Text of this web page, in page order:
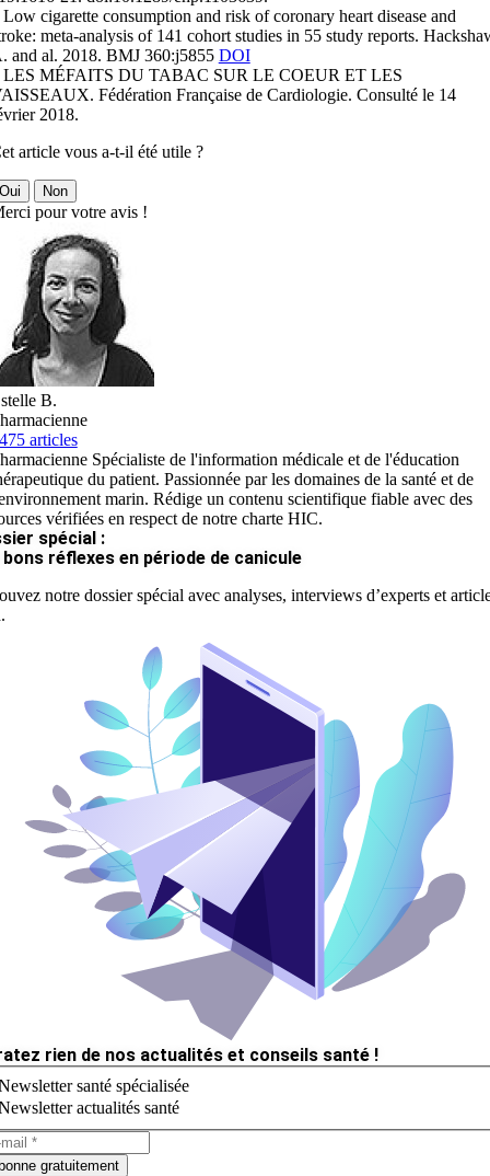
cigarette consumption and risk of coronary heart disease and
meta-analysis of 141 cohort studies in 55 study reports.
and al. 2018. BMJ 360:j5855 DOI
LES MÉFAITS DU TABAC SUR LE COEUR ET LES
Fédération Française de Cardiologie. Consulté le 14
2018.
article vous a-t-il été utile ?
Non
pour votre avis !
B.
articles
Spécialiste de l'information médicale et de l'éducation
du patient. Passionnée par les domaines de la santé et de
marin. Rédige un contenu scientifique fiable avec des
vérifiées en respect de notre charte HIC.
spécial :
bons réflexes en période de canicule
notre dossier spécial avec analyses, interviews d’experts et
rien de nos actualités et conseils santé !
santé spécialisée
actualités santé
gratuitement